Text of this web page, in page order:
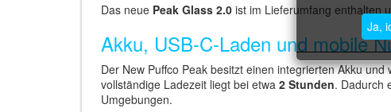
Ja,
Das neue Peak Glass 2.0 ist im Lieferumfang enthalten
Akku, USB-C-Laden und mobile
Der New Puffco Peak besitzt einen integrierten Akku und
vollständige Ladezeit liegt bei etwa 2 Stunden. Dadurch
Umgebungen.